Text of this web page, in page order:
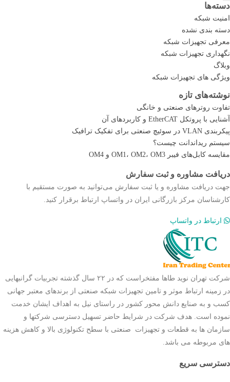
دسته‌ها
امنیت شبکه
دسته بندی نشده
معرفی تجهیزات شبکه
نگهداری تجهیزات شبکه
وبلاگ
ویژگی های تجهیزات شبکه
نوشته‌های تازه
تفاوت روترهای صنعتی و خانگی
آشنایی با پروتکل EtherCAT و کاربردهای آن
پیکربندی VLAN در سوئیچ صنعتی برای تفکیک ترافیک
سیستم ریداندانت چیست؟
مقایسه کابل‌های فیبر OM1، OM2، OM3 و OM4
دریافت مشاوره و ثبت سفارش
جهت دریافت مشاوره و یا ثبت سفارش می‌توانید به صورت مستقیم با
کارشناسان مرکز بازرگانی ایران در واتساپ ارتباط برقرار کنید.
ارتباط در واتساپ
شرکت تهران نوید طاها مفتخراست که در ۲۲ سال گذشته تجربیات گرانبهایی
در زمینه ارتباط موثر و تامین تجهیزات شبکه صنعتی از برندهای معتبر جهانی
کسب و به صنایع دانش محور کشور در راستای نیل به اهداف ایشان خدمت
نموده است. هدف شرکت در شرایط حاضر تسهیل دسترسی شرکتها و
سازمان ها به قطعات و تجهیزات صنعتی با سطح تکنولوژی بالا و کاهش هزینه
های مربوطه می باشد.
دسترسی سریع